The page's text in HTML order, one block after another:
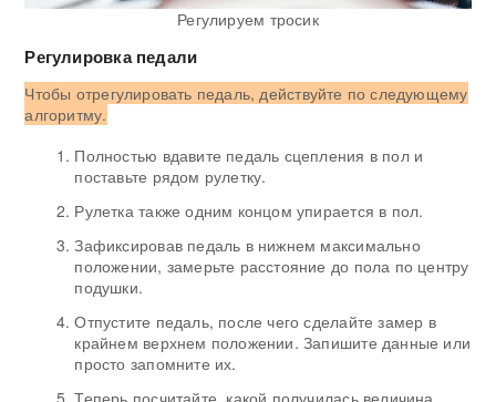
Регулируем тросик
Регулировка педали
Чтобы отрегулировать педаль, действуйте по следующему
алгоритму.
Полностью вдавите педаль сцепления в пол и
поставьте рядом рулетку.
Рулетка также одним концом упирается в пол.
Зафиксировав педаль в нижнем максимально
положении, замерьте расстояние до пола по центру
подушки.
Отпустите педаль, после чего сделайте замер в
крайнем верхнем положении. Запишите данные или
просто запомните их.
Теперь посчитайте, какой получилась величина